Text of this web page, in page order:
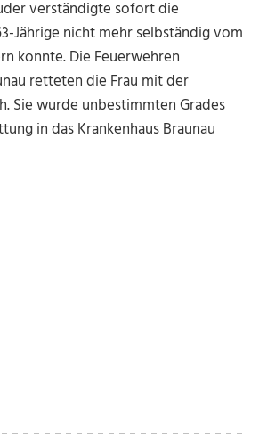
verständigte sofort die
Jährige nicht mehr selbständig vom
konnte. Die Feuerwehren
retteten die Frau mit der
Sie wurde unbestimmten Grades
in das Krankenhaus Braunau